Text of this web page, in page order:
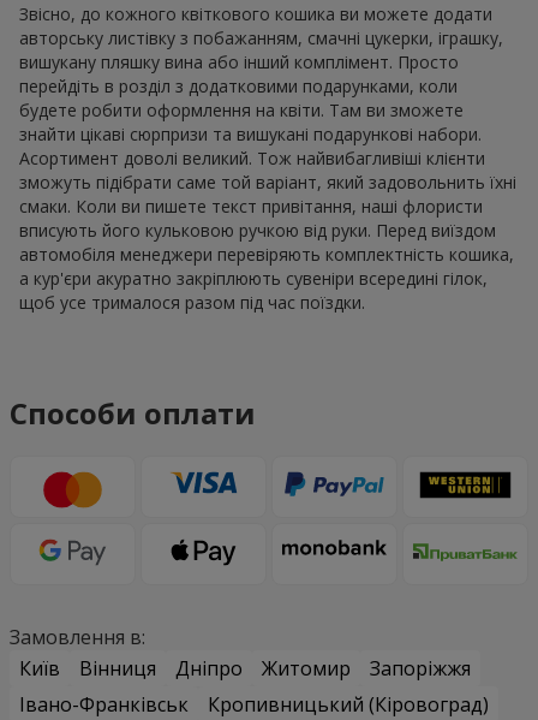
Звісно, до кожного квіткового кошика ви можете додати
авторську листівку з побажанням, смачні цукерки, іграшку,
вишукану пляшку вина або інший комплімент. Просто
перейдіть в розділ з додатковими подарунками, коли
будете робити оформлення на квіти. Там ви зможете
знайти цікаві сюрпризи та вишукані подарункові набори.
Асортимент доволі великий. Тож найвибагливіші клієнти
зможуть підібрати саме той варіант, який задовольнить їхні
смаки. Коли ви пишете текст привітання, наші флористи
вписують його кульковою ручкою від руки. Перед виїздом
автомобіля менеджери перевіряють комплектність кошика,
а кур'єри акуратно закріплюють сувеніри всередині гілок,
щоб усе трималося разом під час поїздки.
Способи оплати
Замовлення в:
Київ
Вінниця Дніпро Житомир
Запоріжжя
Івано-Франківськ
Кропивницький (Кіровоград)